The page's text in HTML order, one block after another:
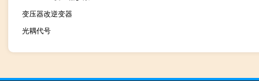
变压器改逆变器
光耦代号